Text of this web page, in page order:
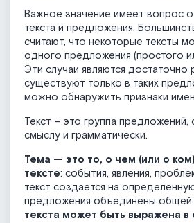
Важное значение имеет вопрос
текста и предложения.
считают, что некоторые тексты
одного предложения (простого
Эти случаи являются достаточно
существуют только в таких
можно обнаружить признаки
Текст – это группа предложений,
смыслу и грамматически.
Тема — это то, о чем (или о
тексте: события, явления,
текст создается на
предложения объединены общей
текста может быть выражена в